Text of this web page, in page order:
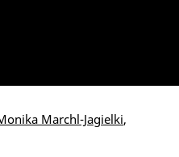
Marchl-Jagielki,